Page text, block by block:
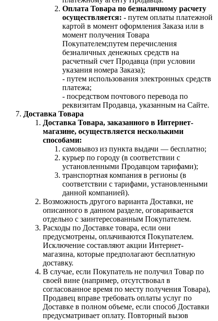
Оплата Товара по безналичному расчету
осуществляется: - путем оплаты платежной
картой в момент оформления Заказа или в
момент получения Товара
Покупателем;путем перечисления
безналичных денежных средств на
расчетный счет Продавца (при условии
указания номера Заказа);
- путем использования электронных средств
платежа;
- посредством почтового перевода по
реквизитам Продавца, указанным на Сайте.
Доставка Товара
Доставка Товара, заказанного в Интернет-
магазине, осуществляется несколькими
способами:
самовывоз из пункта выдачи — бесплатно;
курьер по городу (в соответствии с
установленными Продавцом тарифами);
транспортная компания в регионы (в
соответствии с тарифами, установленными
данной компанией).
Возможность другого варианта Доставки, не
описанного в данном разделе, оговаривается
отдельно с заинтересованным Покупателем.
Расходы по Доставке товара, если они
предусмотрены, оплачиваются Покупателем.
Исключение составляют акции Интернет-
магазина, которые предполагают бесплатную
доставку.
В случае, если Покупатель не получил Товар по
своей вине (например, отсутствовал в
согласованное время по месту получения Товара),
Продавец вправе требовать оплаты услуг по
Доставке в полном объеме, если способ Доставки
предусматривает оплату. Повторный вызов